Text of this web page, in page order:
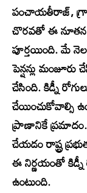
పంచాయతీరాజ్,
చొరవతో ఈ నూతన
పూర్తయింది. మే
పెన్షన్లు
చేసింది. కిడ్నీ
చేయించుకోవాల్సి
ప్రాణానికే ప్రమాదం.
చేయడం రాష్ట్ర
ఈ నిర్ణయంతో కిడ్నీ
ఉంటుంది.